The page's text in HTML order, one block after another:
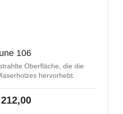
106
Oberfläche, die die
hervorhebt.